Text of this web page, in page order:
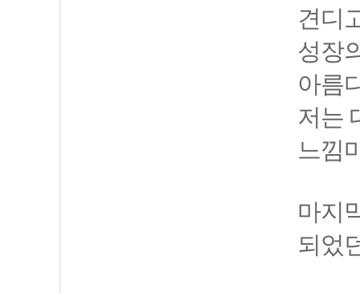
견디
성장
아름
저는
느낌
마지
되었